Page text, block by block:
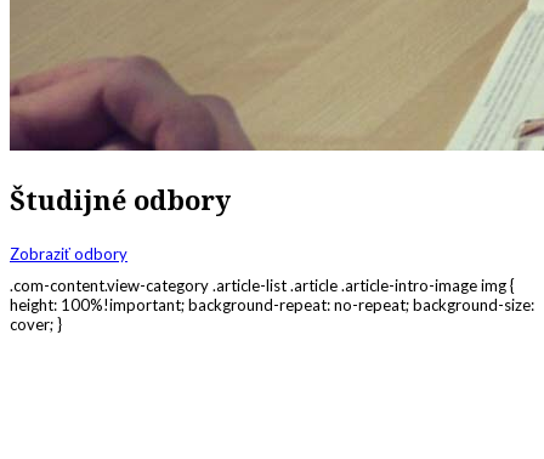
Študijné odbory
Zobraziť odbory
.com-content.view-category .article-list .article .article-intro-image img {
height: 100%!important; background-repeat: no-repeat; background-size:
cover; }